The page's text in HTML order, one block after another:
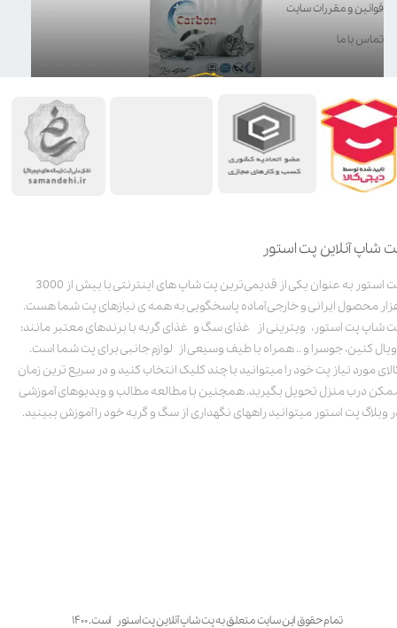
کلام پایانی
خاک گربه یکی از اولین ملزوماتی است که شما باید برای حیوان
دوست‌داشتنی خود تهیه کنید. تهیه خاک گربه نیاز به توجه به نکات مهمی
دارد و ازاین‌رو آشنایی با راهنمای خرید خاک گربه برای سرپرستان این حیوان
در خرید خاک گربه باید به نکات مهمی همچون خاصیت جذب آب بالا، ضد
حساسیت بودن، آنتی‌باکتریال و ضدباکتری بودن، و جاذب بودن بوی آن
تولید رسیده‌اند و شما می‌توانید با درنظرگرفتن نکاتی که در راهنمای خرید
خاک گربه خواندید بهترین خاک را برای گربه عزیز خود انتخاب نمایید.
منابع :
petco.com
budgetpetproducts.com.au
avantispet.com
شاپ آنلاین پت استور
پت استور به عنوان یکی از قدیمی‌ترین پت شاپ های اینترنتی با بیش از 3000
محصول ایرانی و خارجی آماده پاسخگویی به همه ی نیازهای پت شما هست.
شاپ پت استور، ویترینی از غذای سگ و غذای گربه با برندهای معتبر مانند:
کنین، جوسرا و .. همراه با طیف وسیعی از لوازم جانبی برای پت شما است.
مورد نیاز پت خود را میتوانید با چند کلیک انتخاب کنید و در سریع ترین زمان
درب منزل تحویل بگیرید. همچنین با مطالعه مطالب و ویدیوهای آموزشی
وبلاگ پت استور میتوانید راههای نگهداری از سگ و گربه خود را آموزش ببینید.
تمام حقوق این سایت متعلق به پت شاپ آنلاین پت استور است. ۱۴۰۰
قوانین و مقررات سایت
تماس با ما